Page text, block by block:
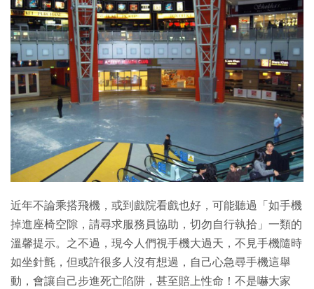
近年不論乘搭飛機，或到戲院看戲也好，可能聽過「如手機
掉進座椅空隙，請尋求服務員協助，切勿自行執拾」一類的
溫馨提示。之不過，現今人們視手機大過天，不見手機隨時
如坐針氈，但或許很多人沒有想過，自己心急尋手機這舉
動，會讓自己步進死亡陷阱，甚至賠上性命！不是嚇大家